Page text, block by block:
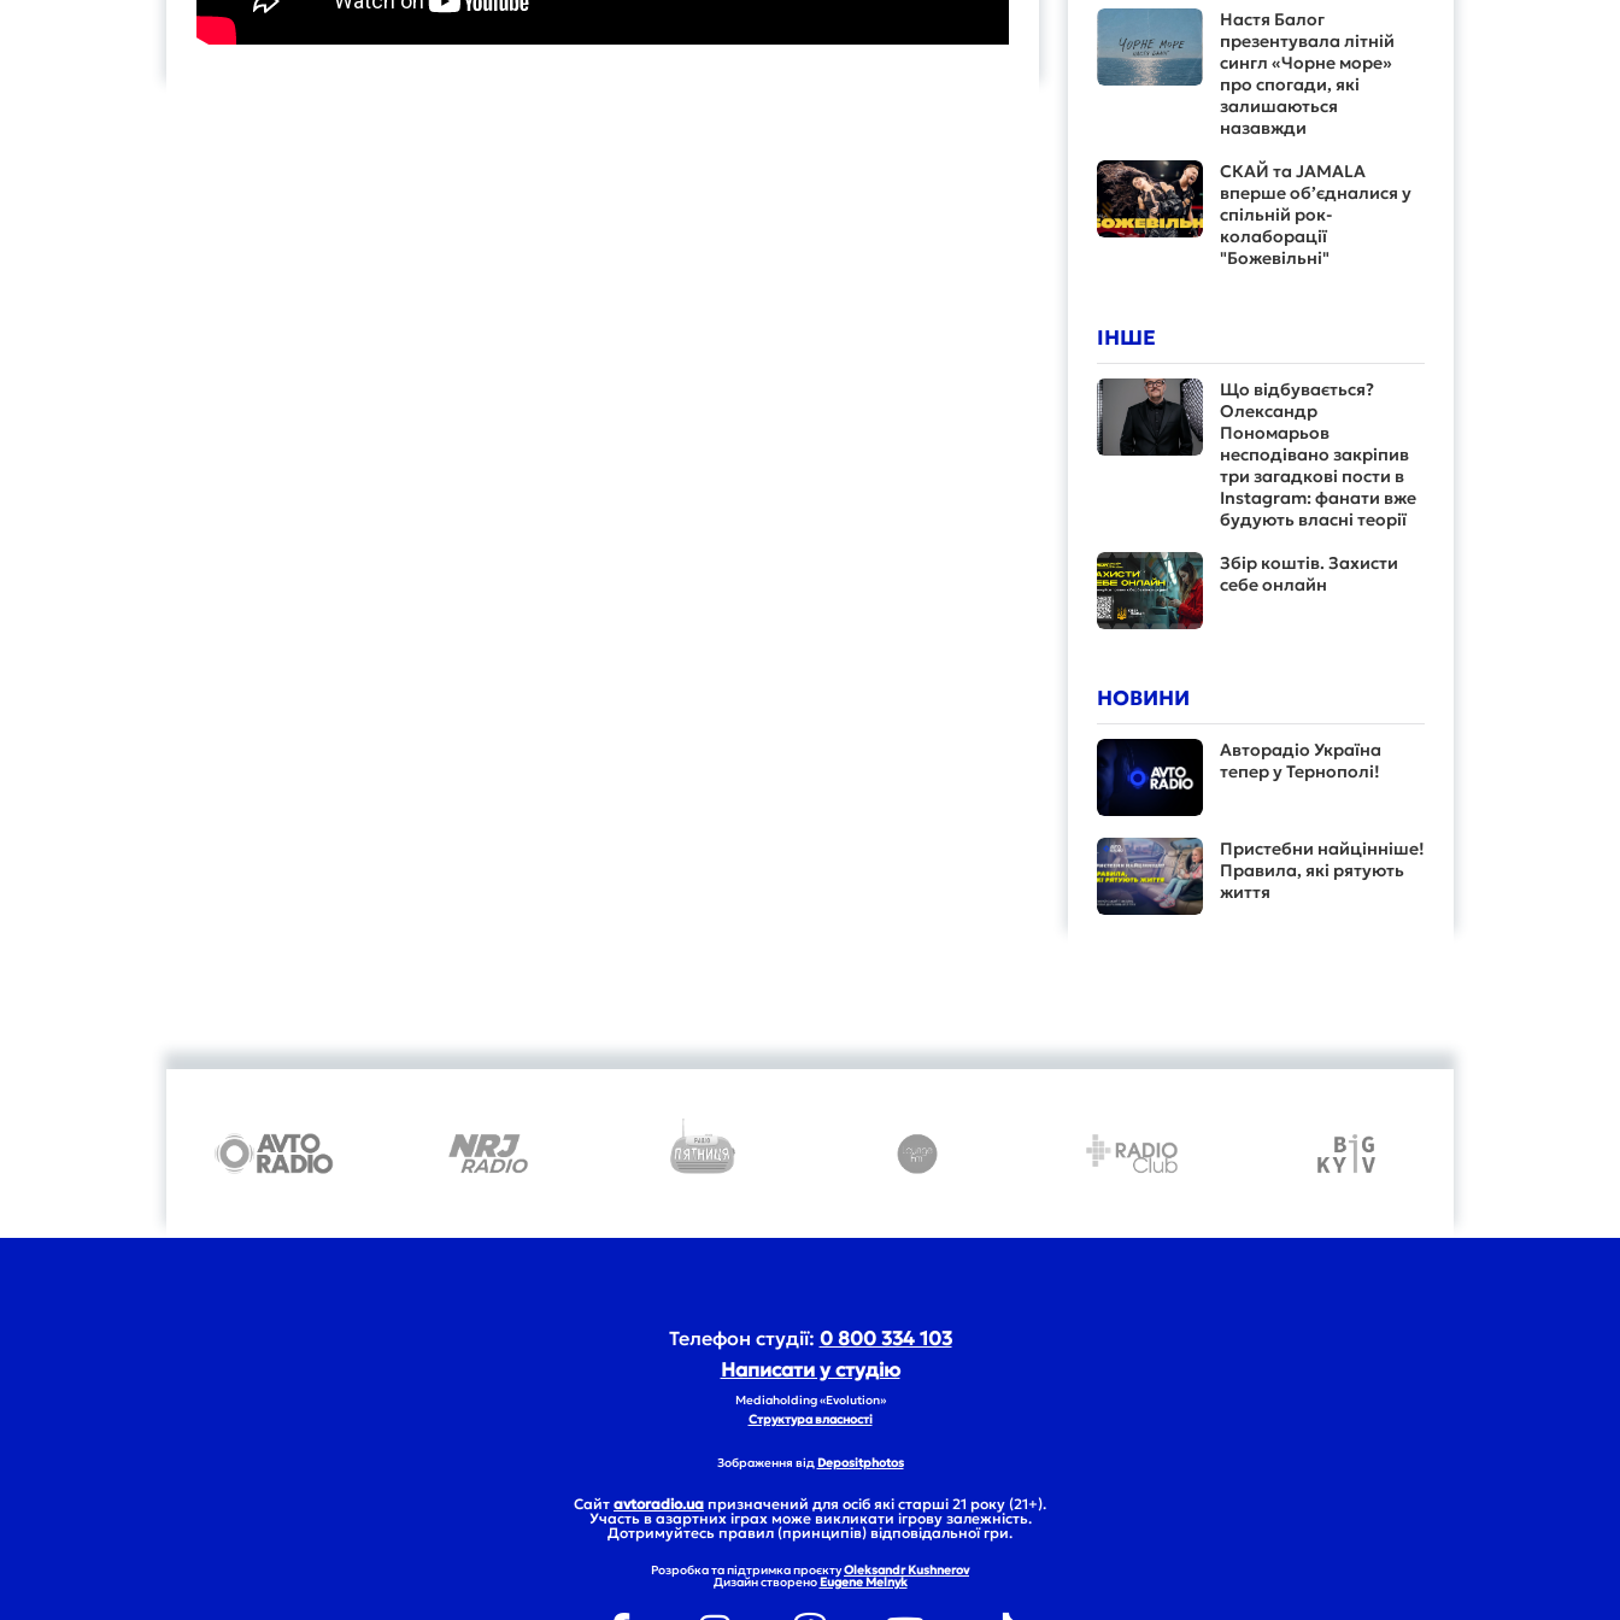
Настя Балог
презентувала літній
сингл «Чорне море»
про спогади, які
залишаються
назавжди
СКАЙ та JAMALA
вперше об’єдналися у
спільній рок-
колаборації
"Божевільні"
ІНШЕ
Що відбувається?
Олександр
Пономарьов
несподівано закріпив
три загадкові пости в
Instagram: фанати вже
будують власні теорії
Збір коштів. Захисти
себе онлайн
НОВИНИ
Авторадіо Україна
тепер у Тернополі!
Пристебни найцінніше!
Правила, які рятують
життя
Телефон студії: 0 800 334 103
Написати у студію
Mediaholding «Evolution»
Структура власності
Зображення відDepositphotos
Сайт avtoradio.ua призначений для осіб які старші 21 року (21+).
Участь в азартних іграх може викликати ігрову залежність.
Дотримуйтесь правил (принципів) відповідальної гри.
Розробка та підтримка проєктуOleksandr Kushnerov
Дизайн створеноEugene Melnyk